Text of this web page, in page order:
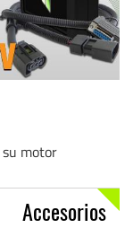
motor
Accesorios